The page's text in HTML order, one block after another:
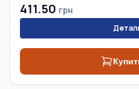
411.50 грн